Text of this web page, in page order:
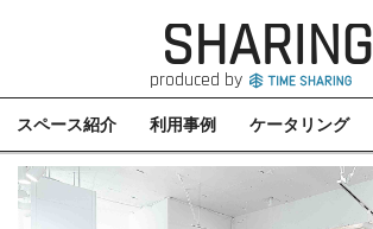
SHARING
produced by
スペース紹介 利用事例 ケータリング